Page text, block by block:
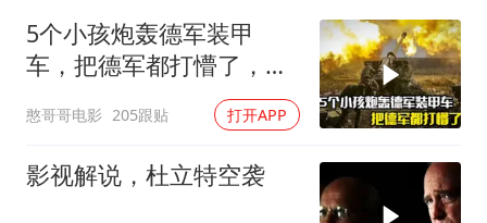
河南将重点打击十类新型黑恶犯罪
夯实基础开新局
5个小孩炮轰德军装甲
车，把德军都打懵了，战
憨哥哥电影 205跟贴 打开APP
影视解说，杜立特空袭